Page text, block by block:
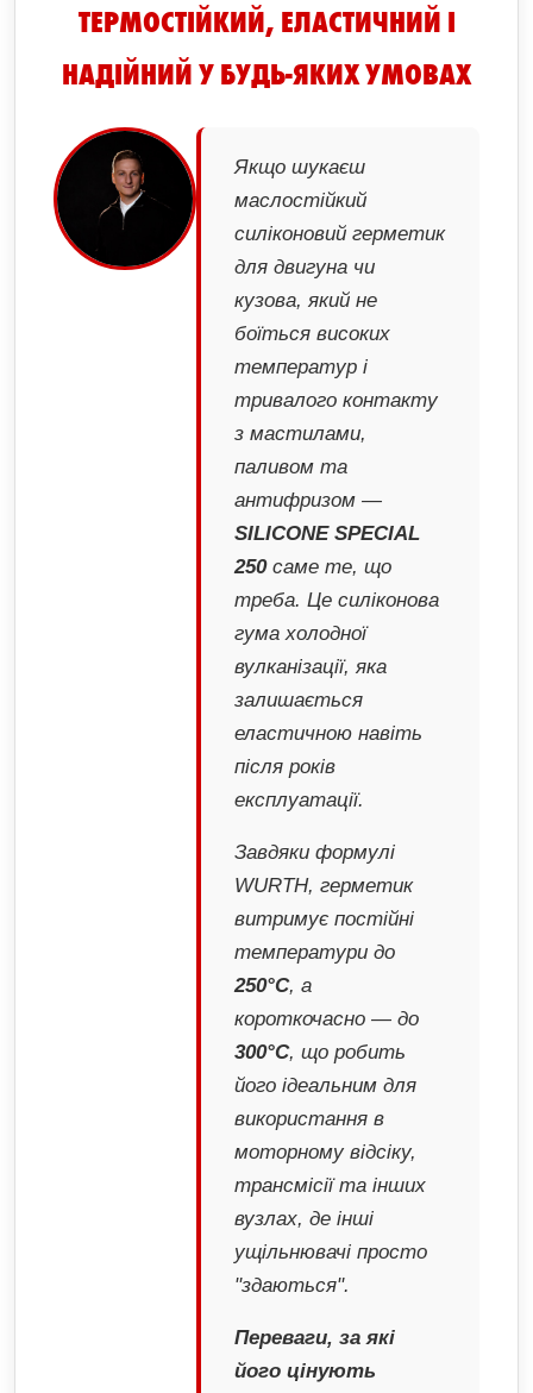
ТЕРМОСТІЙКИЙ, ЕЛАСТИЧНИЙ І
НАДІЙНИЙ У БУДЬ-ЯКИХ УМОВАХ
Якщо шукаєш
маслостійкий
силіконовий герметик
для двигуна чи
кузова, який не
боїться високих
температур і
тривалого контакту
з мастилами,
паливом та
антифризом —
SILICONE SPECIAL
250саме те, що
треба. Це силіконова
гума холодної
вулканізації, яка
залишається
еластичною навіть
після років
експлуатації.
Завдяки формулі
WURTH, герметик
витримує постійні
температури до
250°C, а
короткочасно — до
300°C, що робить
його ідеальним для
використання в
моторному відсіку,
трансмісії та інших
вузлах, де інші
ущільнювачі просто
"здаються".
Переваги, за які
його цінують